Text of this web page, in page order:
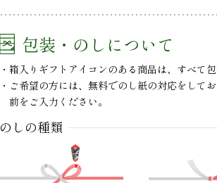
包装・のしについて
箱入りギフトアイコンのある商品は、すべて
ご希望の方には、無料でのし紙の対応をして
前をご入力ください。
のしの種類